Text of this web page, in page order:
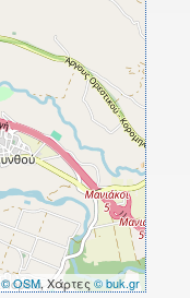
© OSM, Χάρτες© buk.gr